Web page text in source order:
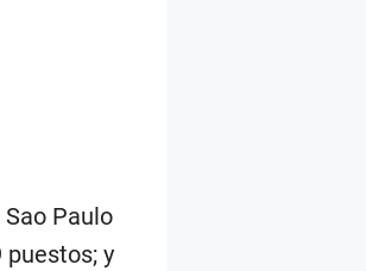
Paulo
puestos; y